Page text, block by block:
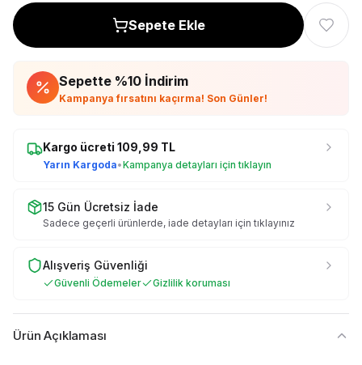
Sepete Ekle
Sepette %10 İndirim
Kampanya fırsatını kaçırma! Son Günler!
Kargo ücreti 109,99 TL
Yarın Kargoda•Kampanya detayları için tıklayın
15 Gün Ücretsiz İade
Sadece geçerli ürünlerde, iade detayları için tıklayınız
Alışveriş Güvenliği
Güvenli Ödemeler Gizlilik koruması
Ürün Açıklaması